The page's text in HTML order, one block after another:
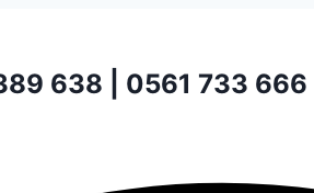
638 | 0561 733 666